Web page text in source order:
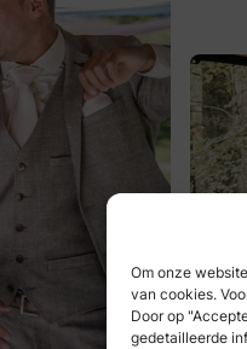
Om onze
van cookies.
Door op
gedetailleerde